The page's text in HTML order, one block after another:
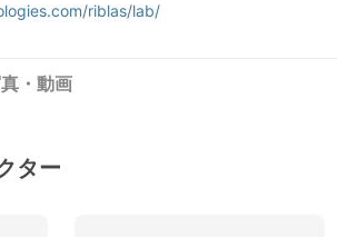
riblas/lab/
・動画
ター